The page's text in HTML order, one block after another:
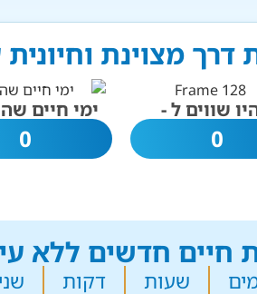
מצוינת
שווים ל -
0
ימי חיים
0
חדשים ללא
שעות דקות